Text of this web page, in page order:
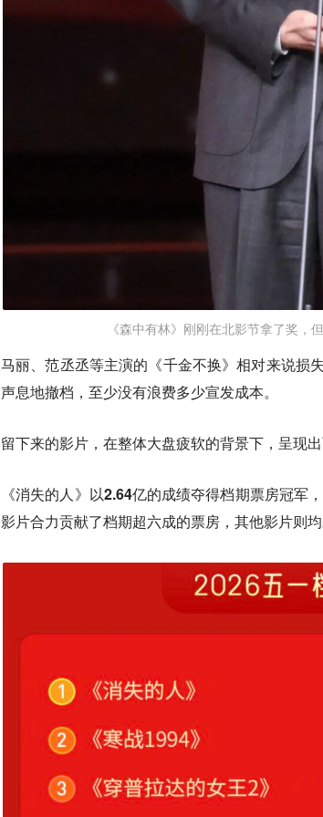
《森中有林》刚刚在北影节拿了奖，
马丽、范丞丞等主演的 《千金不换》相对来说损
声息地撤档，至少没有浪费多少宣发成本。
留下来的影片，在整体大盘疲软的背景下，呈现出
《消失的人》 以2.64亿的成绩夺得档期票房冠军
影片合力贡献了档期超六成的票房，其他影片则均